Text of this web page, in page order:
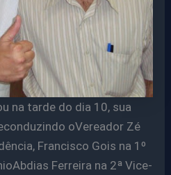
na tarde do dia 10, sua
oVereador Zé
Francisco Gois na 1º
Ferreira na 2ª Vice-